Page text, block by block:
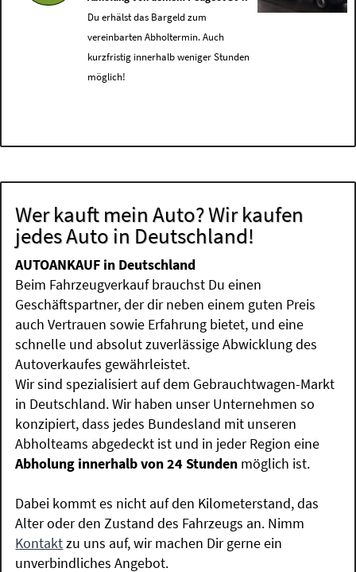
Du erhälst das Bargeld zum
vereinbarten Abholtermin. Auch
kurzfristig innerhalb weniger Stunden
möglich!
Wer kauft mein Auto? Wir kaufen
jedes Auto in Deutschland!
AUTOANKAUF in Deutschland
Beim Fahrzeugverkauf brauchst Du einen
Geschäftspartner, der dir neben einem guten Preis
auch Vertrauen sowie Erfahrung bietet, und eine
schnelle und absolut zuverlässige Abwicklung des
Autoverkaufes gewährleistet.
Wir sind spezialisiert auf dem Gebrauchtwagen-Markt
in Deutschland. Wir haben unser Unternehmen so
konzipiert, dass jedes Bundesland mit unseren
Abholteams abgedeckt ist und in jeder Region eine
Abholung innerhalb von 24 Stunden möglich ist.
Dabei kommt es nicht auf den Kilometerstand, das
Alter oder den Zustand des Fahrzeugs an. Nimm
Kontaktzu uns auf, wir machen Dir gerne ein
unverbindliches Angebot.